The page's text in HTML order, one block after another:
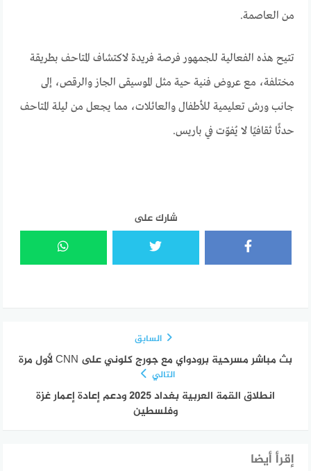
من العاصمة.
تتيح هذه الفعالية للجمهور فرصة فريدة لاكتشاف المتاحف بطريقة
مختلفة، مع عروض فنية حية مثل الموسيقى الجاز والرقص، إلى
جانب ورش تعليمية للأطفال والعائلات، مما يجعل من ليلة المتاحف
حدثًا ثقافيًا لا يُفوّت في باريس.
شارك على
السابق
بث مباشر مسرحية برودواي مع جورج كلوني على CNN لأول مرة
التالي
انطلاق القمة العربية بغداد 2025 ودعم إعادة إعمار غزة
وفلسطين
إقرأ أيضا